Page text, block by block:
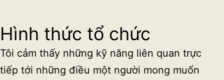
Hình thức tổ chức
Tôi cảm thấy những kỹ năng liên quan trực
tiếp tới những điều một người mong muốn